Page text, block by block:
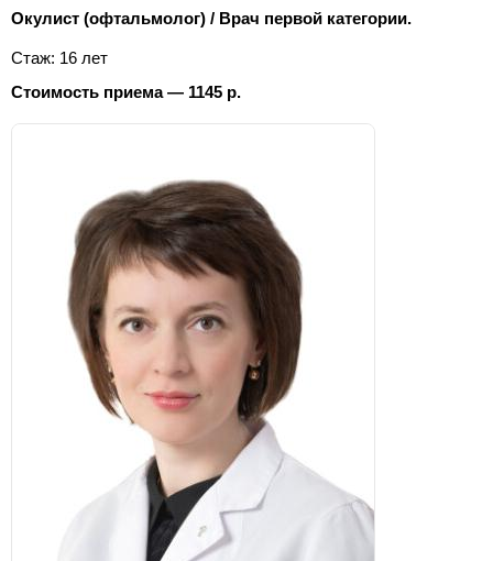
Окулист (офтальмолог) / Врач первой категории.
Стаж: 16 лет
Стоимость приема — 1145 р.